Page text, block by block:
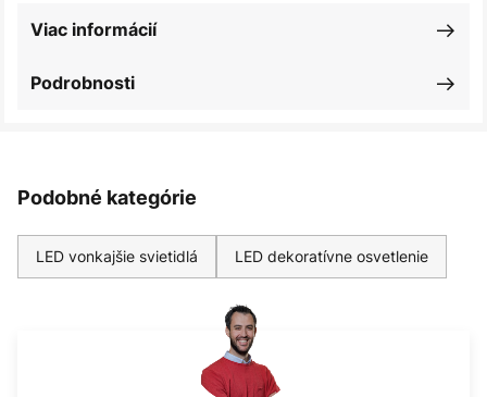
Podrobnosti
Viac informácií
Podobné kategórie
LED vonkajšie svietidlá LED dekoratívne osvetlenie